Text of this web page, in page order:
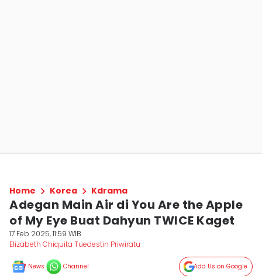
Home Korea Kdrama
Adegan Main Air di You Are the Apple
of My Eye Buat Dahyun TWICE Kaget
17 Feb 2025, 11:59 WIB
Elizabeth Chiquita Tuedestin Priwiratu
News Channel Add Us on Google